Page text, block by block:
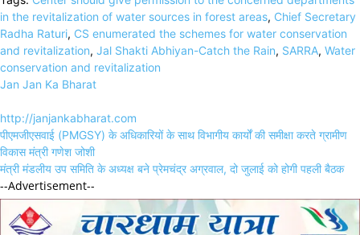
Link
Share
in the revitalization of water sources in forest areas, Chief Secretary
Radha Raturi, CS enumerated the schemes for water conservation
and revitalization, Jal Shakti Abhiyan-Catch the Rain, SARRA, Water
conservation and revitalization
Jan Jan Ka Bharat
http://janjankabharat.com
Post
navigation
पीएमजीएसवाई (PMGSY) के अधिकारियों के साथ विभागीय कार्यों की समीक्षा करते ग्रामीण
विकास मंत्री गणेश जोशी
मंत्री मंडलीय उप समिति के अध्यक्ष बने प्रेमचंद्र अग्रवाल, दो जुलाई को होगी पहली बैठक
--Advertisement--